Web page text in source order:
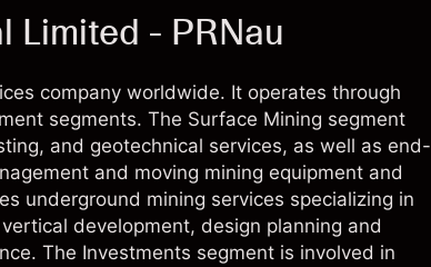
Limited - PRNau
company worldwide. It operates through
segments. The Surface Mining segment
and geotechnical services, as well as end-
and moving mining equipment and
underground mining services specializing in
development, design planning and
The Investments segment is involved in